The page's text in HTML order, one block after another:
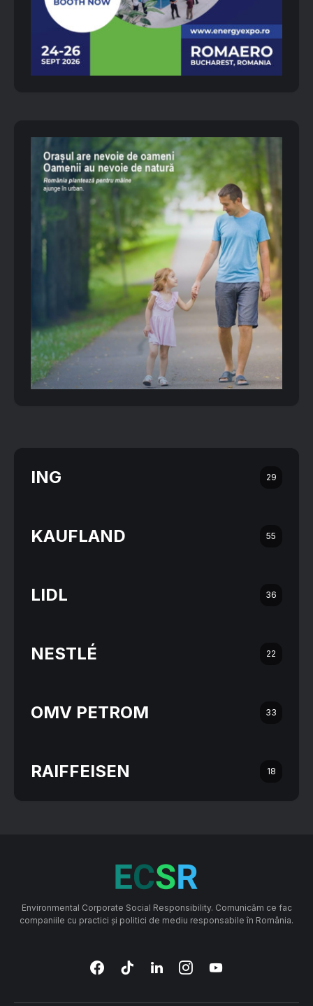
ING 29
KAUFLAND 55
LIDL 36
NESTLÉ 22
OMV PETROM 33
RAIFFEISEN 18
Environmental Corporate Social Responsibility. Comunicăm ce fac
companiile cu practici și politici de mediu responsabile în România.